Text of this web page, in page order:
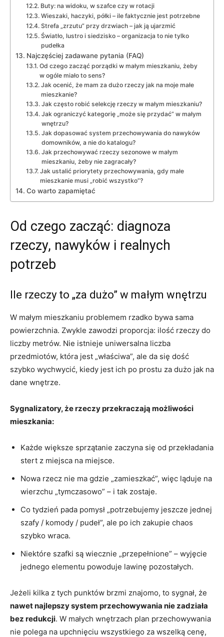
Buty: na widoku, w szafce czy w rotacji
Wieszaki, haczyki, półki – ile faktycznie jest potrzebne
Strefa „zrzutu” przy drzwiach – jak ją ujarzmić
Światło, lustro i siedzisko – organizacja to nie tylko
pudełka
Najczęściej zadawane pytania (FAQ)
Od czego zacząć porządki w małym mieszkaniu, żeby
w ogóle miało to sens?
Jak ocenić, że mam za dużo rzeczy jak na moje małe
mieszkanie?
Jak często robić selekcję rzeczy w małym mieszkaniu?
Jak ograniczyć kategorię „może się przydać” w małym
wnętrzu?
Jak dopasować system przechowywania do nawyków
domowników, a nie do katalogu?
Jak przechowywać rzeczy sezonowe w małym
mieszkaniu, żeby nie zagracały?
Jak ustalić priorytety przechowywania, gdy małe
mieszkanie musi „robić wszystko”?
Co warto zapamiętać
Od czego zacząć: diagnoza
rzeczy, nawyków i realnych
potrzeb
Ile rzeczy to „za dużo” w małym wnętrzu
W małym mieszkaniu problemem rzadko bywa sama
powierzchnia. Zwykle zawodzi proporcja: ilość rzeczy do
liczby metrów. Nie istnieje uniwersalna liczba
przedmiotów, która jest „właściwa”, ale da się dość
szybko wychwycić, kiedy jest ich po prostu za dużo jak na
dane wnętrze.
Sygnalizatory, że rzeczy przekraczają możliwości
mieszkania:
Każde większe sprzątanie zaczyna się od przekładania
stert z miejsca na miejsce.
Nowa rzecz nie ma gdzie „zamieszkać”, więc ląduje na
wierzchu „tymczasowo” – i tak zostaje.
Co tydzień pada pomysł „potrzebujemy jeszcze jednej
szafy / komody / pudeł”, ale po ich zakupie chaos
szybko wraca.
Niektóre szafki są wiecznie „przepełnione” – wyjęcie
jednego elementu powoduje lawinę pozostałych.
Jeżeli kilka z tych punktów brzmi znajomo, to sygnał, że
nawet najlepszy system przechowywania nie zadziała
bez redukcji. W małych wnętrzach plan przechowywania
nie polega na upchnięciu wszystkiego za wszelką cenę,